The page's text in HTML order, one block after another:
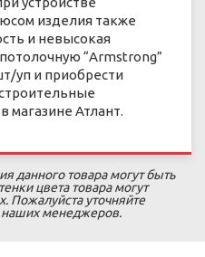
изделия также
и невысокая
“Armstrong”
уп и приобрести
магазине Атлант.
данного товара могут быть
цвета товара могут
Пожалуйста уточняйте
наших менеджеров.